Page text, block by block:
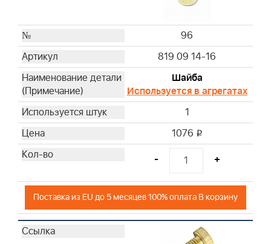
96
819 09 14-16
Шайба
Используется в агрегатах
1
1076 i
- +
Поставка из EU до 5 месяцев 100% оплата В корзину